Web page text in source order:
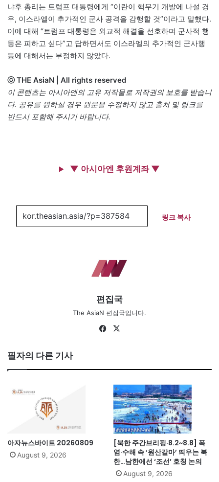
냐후 총리는 트럼프 대통령에게 “이란이 핵무기 개발에 나설 경
우, 이스라엘이 추가적인 군사 공격을 감행할 것”이라고 말했다.
이에 대해 “트럼프 대통령은 외교적 해결을 선호하며 군사적 행
동은 피하고 싶다”고 답하면서도 이스라엘의 추가적인 군사행
동에 대해서는 부정하지 않았다.
ⓒ THE AsiaN | All rights reserved
이 콘텐츠는 아시아엔의 고유 저작물로 저작권의 보호를 받습니
다. 공유를 원하실 경우 원문을 수정하지 않고 출처 및 링크를
반드시 포함해 주시기 바랍니다.
▼ 아시아엔 후원계좌 ▼
링크 복사
편집국
The AsiaN 편집국입니다.
Facebook
필자의 다른 기사
아자뉴스바이트 20260809
August 9, 2026
[북한 주간브리핑·8.2~8.8] 폭
염·수해 속 ‘원산갈마’ 띄우는 북
한…남한에선 ‘조선’ 호칭 논의
August 9, 2026